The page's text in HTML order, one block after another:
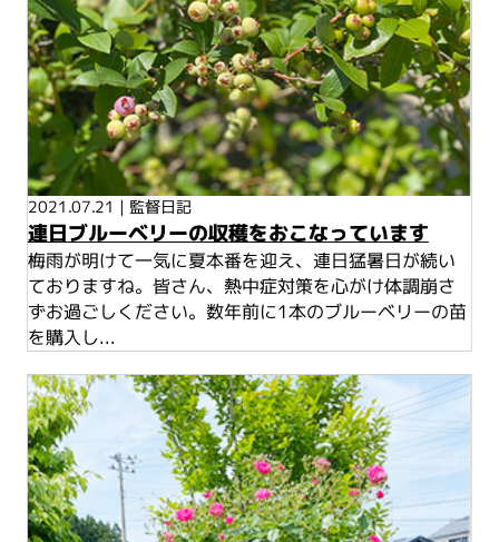
2021.07.21 | 監督日記
連日ブルーベリーの収穫をおこなっています
梅雨が明けて一気に夏本番を迎え、連日猛暑日が続い
ておりますね。皆さん、熱中症対策を心がけ体調崩さ
ずお過ごしください。数年前に1本のブルーベリーの苗
を購入し...